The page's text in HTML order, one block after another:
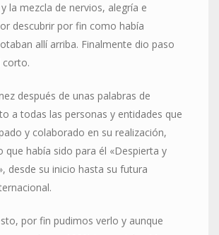
la mezcla de nervios, alegría e
descubrir por fin como había
allí arriba. Finalmente dio paso
corto.
después de unas palabras de
a todas las personas y entidades que
y colaborado en su realización,
que había sido para él «Despierta y
desde su inicio hasta su futura
por fin pudimos verlo y aunque